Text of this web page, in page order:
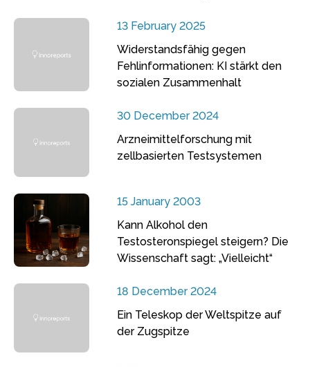
13 February 2025
Widerstandsfähig gegen
Fehlinformationen: KI stärkt den
sozialen Zusammenhalt
30 December 2024
Arzneimittelforschung mit
zellbasierten Testsystemen
15 January 2003
Kann Alkohol den
Testosteronspiegel steigern? Die
Wissenschaft sagt: „Vielleicht“
18 December 2024
Ein Teleskop der Weltspitze auf
der Zugspitze